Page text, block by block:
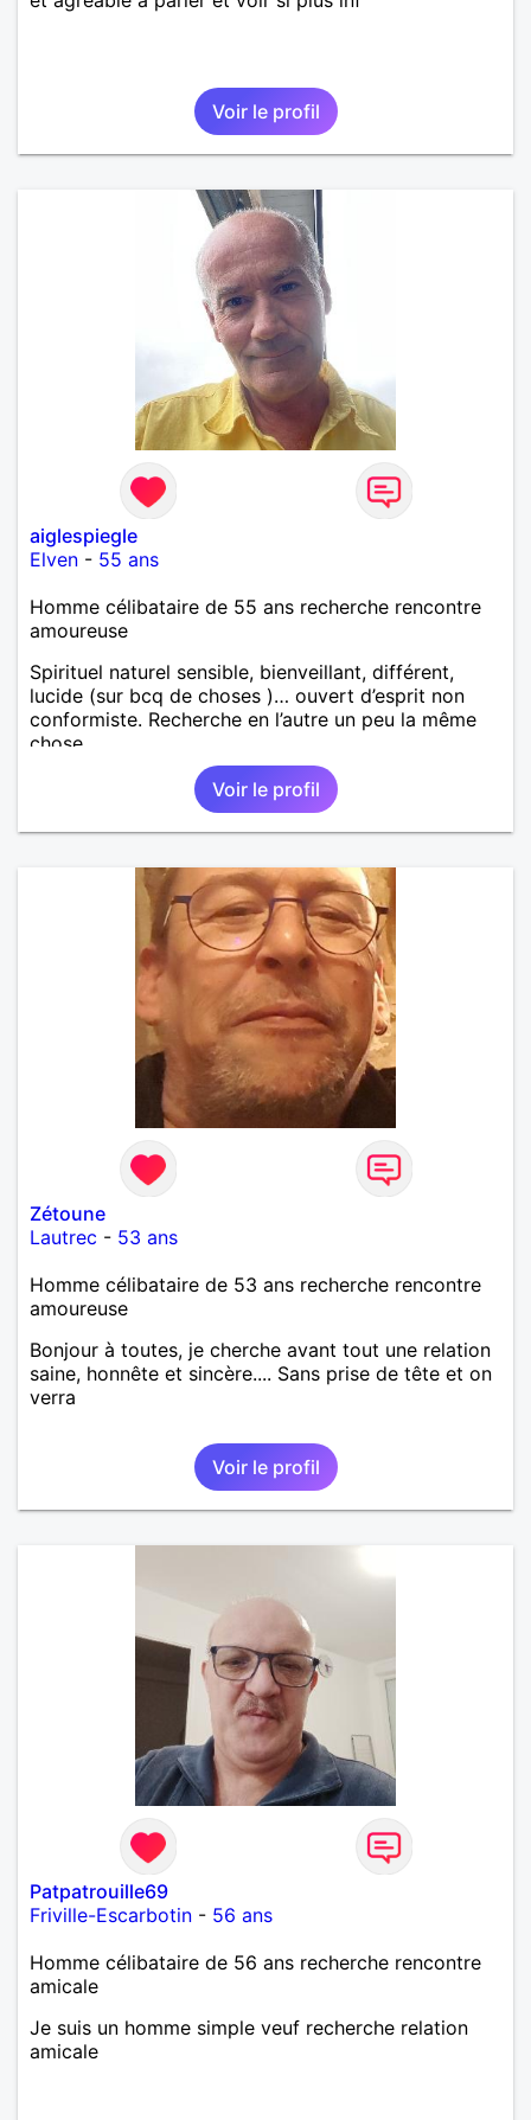
Voir le profil
aiglespiegle
Elven - 55 ans
Homme célibataire de 55 ans recherche rencontre
amoureuse
Spirituel naturel sensible, bienveillant, différent,
lucide (sur bcq de choses )… ouvert d’esprit non
conformiste. Recherche en l’autre un peu la même
chose…
Voir le profil
Zétoune
Lautrec - 53 ans
Homme célibataire de 53 ans recherche rencontre
amoureuse
Bonjour à toutes, je cherche avant tout une relation
saine, honnête et sincère.... Sans prise de tête et on
verra
Voir le profil
Patpatrouille69
Friville-Escarbotin - 56 ans
Homme célibataire de 56 ans recherche rencontre
amicale
Je suis un homme simple veuf recherche relation
amicale